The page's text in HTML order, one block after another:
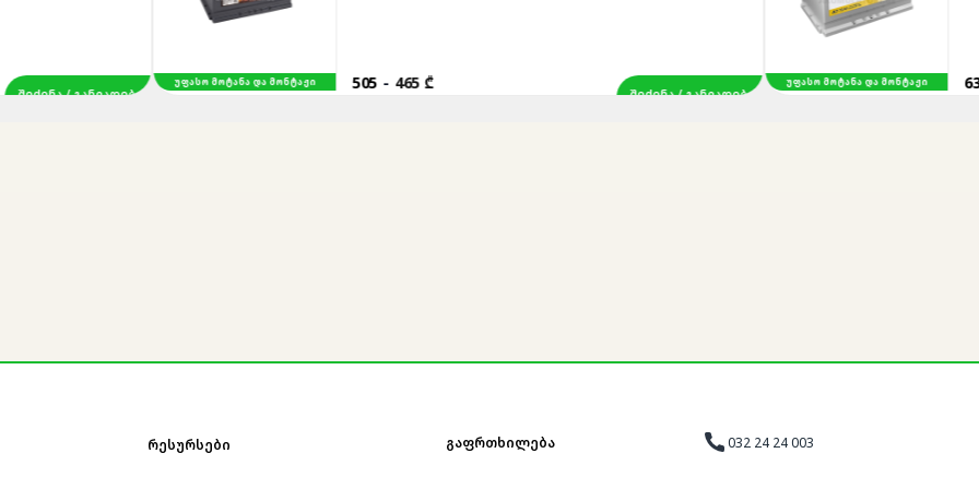
ᲒᲐᲜᲕᲐᲓᲔᲑᲐ
ᲣᲤᲐᲡᲝ ᲛᲝᲢᲐᲜᲐ ᲓᲐ ᲛᲝᲜᲢᲐᲟᲘ 505 - 465 ₾
ᲨᲔᲫᲔᲜᲐ / ᲒᲐᲜᲕᲐᲓᲔᲑᲐ
ᲣᲤᲐᲡᲝ ᲛᲝᲢᲐᲜᲐ ᲓᲐ ᲛᲝᲜᲢᲐᲟᲘ 635 - 595 ₾
ᲠᲔᲡᲣᲠᲡᲔᲑᲘ ᲒᲐᲤᲠᲗᲮᲘᲚᲔᲑᲐ 032 24 24 003